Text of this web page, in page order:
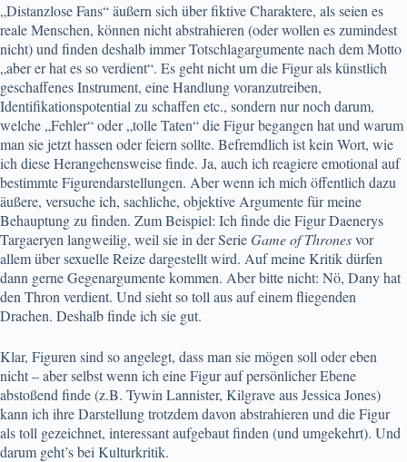
„Distanzlose Fans“ äußern sich über fiktive Charaktere, als seien es
reale Menschen, können nicht abstrahieren (oder wollen es zumindest
nicht) und finden deshalb immer Totschlagargumente nach dem Motto
„aber er hat es so verdient“. Es geht nicht um die Figur als künstlich
geschaffenes Instrument, eine Handlung voranzutreiben,
Identifikationspotential zu schaffen etc., sondern nur noch darum,
welche „Fehler“ oder „tolle Taten“ die Figur begangen hat und warum
man sie jetzt hassen oder feiern sollte. Befremdlich ist kein Wort, wie
ich diese Herangehensweise finde. Ja, auch ich reagiere emotional auf
bestimmte Figurendarstellungen. Aber wenn ich mich öffentlich dazu
äußere, versuche ich, sachliche, objektive Argumente für meine
Behauptung zu finden. Zum Beispiel: Ich finde die Figur Daenerys
Targaeryen langweilig, weil sie in der SerieGame of Thronesvor
allem über sexuelle Reize dargestellt wird. Auf meine Kritik dürfen
dann gerne Gegenargumente kommen. Aber bitte nicht: Nö, Dany hat
den Thron verdient. Und sieht so toll aus auf einem fliegenden
Drachen. Deshalb finde ich sie gut.
Klar, Figuren sind so angelegt, dass man sie mögen soll oder eben
nicht – aber selbst wenn ich eine Figur auf persönlicher Ebene
abstoßend finde (z.B. Tywin Lannister, Kilgrave aus Jessica Jones)
kann ich ihre Darstellung trotzdem davon abstrahieren und die Figur
als toll gezeichnet, interessant aufgebaut finden (und umgekehrt). Und
darum geht’s bei Kulturkritik.